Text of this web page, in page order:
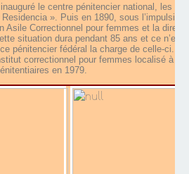
inauguré le centre pénitencier national, les
». Puis en 1890, sous
Asile Correctionnel pour femmes et la
situation dura pendant 85 ans et ce n’est
pénitencier fédéral la charge de celle-ci.
correctionnel pour femmes localisé à
en 1979.